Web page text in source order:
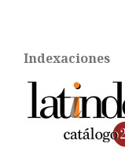
Indexaciones